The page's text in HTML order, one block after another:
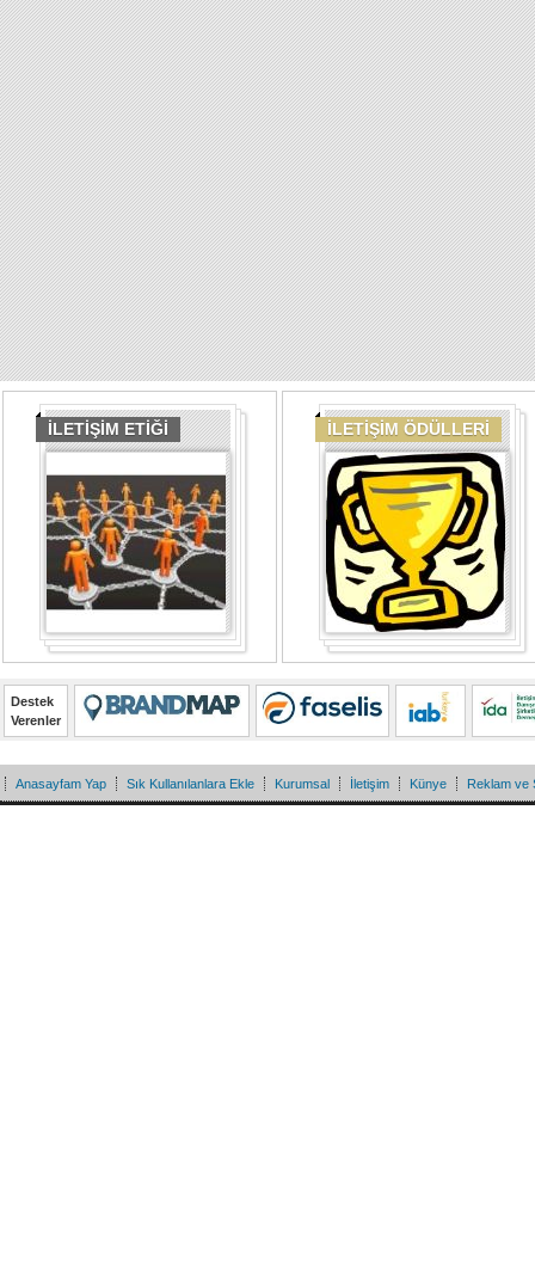
İLETİŞİM ETİĞİ İLETİŞİM ÖDÜLLERİ
Destek
Verenler
Anasayfam Yap Sık Kullanılanlara Ekle Kurumsal İletişim Künye Reklam ve